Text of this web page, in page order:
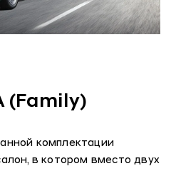
(Family)
комплектации
в котором вместо двух